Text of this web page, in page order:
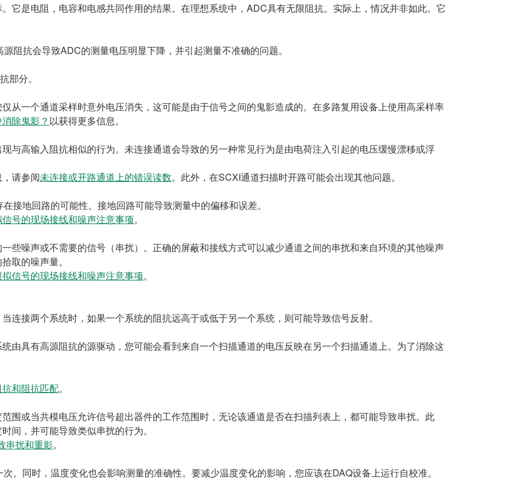
它是电阻，电容和电感共同作用的结果。在理想系统中，ADC具有无限阻抗。实际上，情况并非如此。它
阻抗会导致ADC的测量电压明显下降，并引起测量不准确的问题。
部分。
从一个通道采样时意外电压消失，这可能是由于信号之间的鬼影造成的。在多路复用设备上使用高采样率
除鬼影？ 以获得更多信息。
与高输入阻抗相似的行为。未连接通道会导致的另一种常见行为是由电荷注入引起的电压缓慢漂移或浮
请参阅未连接或开路通道上的错误读数。此外，在SCXI通道扫描时开路可能会出现其他问题。
接地回路的可能性。接地回路可能导致测量中的偏移和误差。
号的现场接线和噪声注意事项。
些噪声或不需要的信号（串扰）。正确的屏蔽和接线方式可以减少通道之间的串扰和来自环境的其他噪声
取的噪声量。
信号的现场接线和噪声注意事项。
连接两个系统时，如果一个系统的阻抗远高于或低于另一个系统，则可能导致信号反射。
由具有高源阻抗的源驱动，您可能会看到来自一个扫描通道的电压反映在另一个扫描通道上。为了消除这
抗和阻抗匹配。
围或当共模电压允许信号超出器件的工作范围时，无论该通道是否在扫描列表上，都可能导致串扰。此
间，并可能导致类似串扰的行为。
串扰和重影。
。同时，温度变化也会影响测量的准确性。要减少温度变化的影响，您应该在DAQ设备上运行自校准。